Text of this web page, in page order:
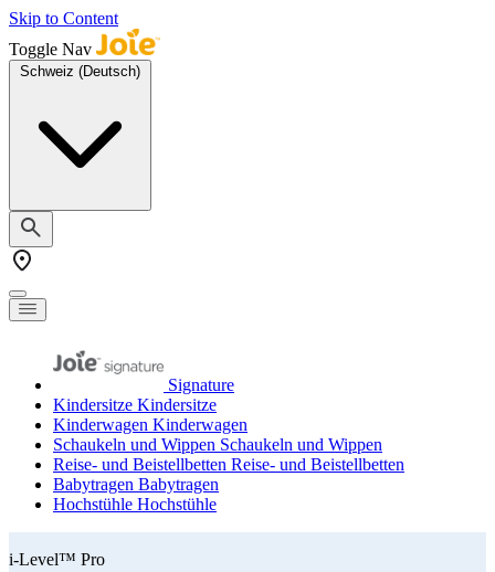
Skip to Content
Toggle Nav
Schweiz (Deutsch)
Signature
Kindersitze Kindersitze
Kinderwagen Kinderwagen
Schaukeln und Wippen Schaukeln und Wippen
Reise- und Beistellbetten Reise- und Beistellbetten
Babytragen Babytragen
Hochstühle Hochstühle
i-Level™ Pro